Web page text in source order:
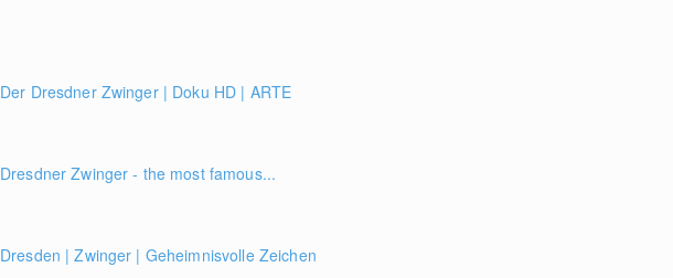
Der Dresdner Zwinger | Doku HD | ARTE
Dresdner Zwinger - the most famous...
Dresden | Zwinger | Geheimnisvolle Zeichen